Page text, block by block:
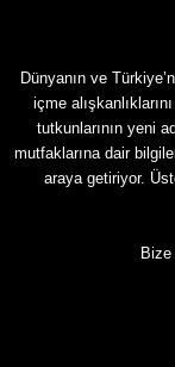
Dünyanın ve
içme
tutkunlarının yeni
mutfaklarına dair
araya getiriyor.
Bize